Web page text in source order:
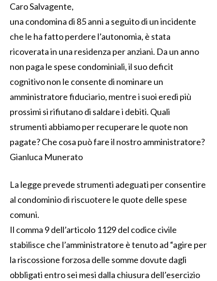
Caro Salvagente,
una condomina di 85 anni a seguito di un incidente
che le ha fatto perdere l’autonomia, è stata
ricoverata in una residenza per anziani. Da un anno
non paga le spese condominiali, il suo deficit
cognitivo non le consente di nominare un
amministratore fiduciario, mentre i suoi eredi più
prossimi si rifiutano di saldare i debiti. Quali
strumenti abbiamo per recuperare le quote non
pagate? Che cosa può fare il nostro amministratore?
Gianluca Munerato
La legge prevede strumenti adeguati per consentire
al condominio di riscuotere le quote delle spese
comuni.
Il comma 9 dell’articolo 1129 del codice civile
stabilisce che l’amministratore è tenuto ad “agire per
la riscossione forzosa delle somme dovute dagli
obbligati entro sei mesi dalla chiusura dell’esercizio